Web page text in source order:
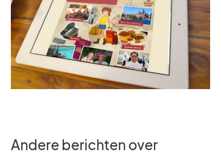
Andere berichten over